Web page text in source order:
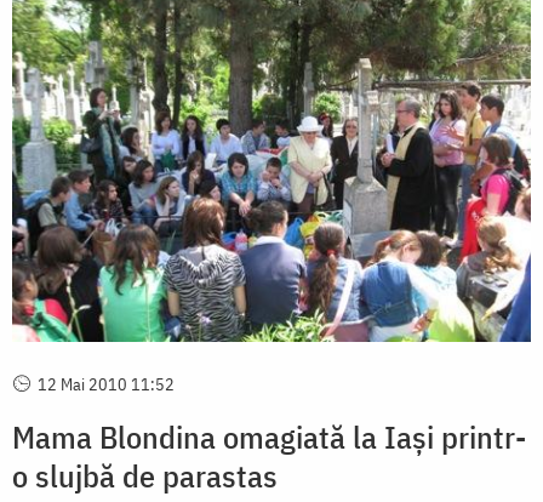
12 Mai 2010 11:52
Mama Blondina omagiată la Iași printr-
o slujbă de parastas